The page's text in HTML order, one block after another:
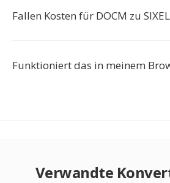
Fallen Kosten für DOCM zu
Funktioniert das in meinem
Verwandte